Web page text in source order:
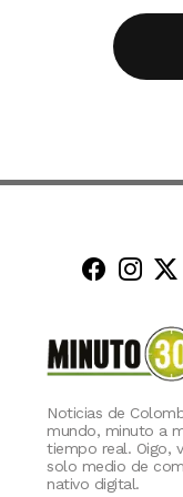
Noticias de
mundo, minuto a
tiempo real. Oigo,
solo medio de
nativo digital.